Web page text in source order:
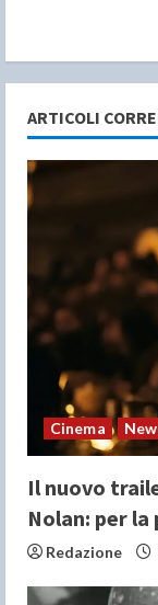
n
u
e
a
d
n
g
ARTICOLI
Cinema
Il nuovo
Nolan: per
Redazione